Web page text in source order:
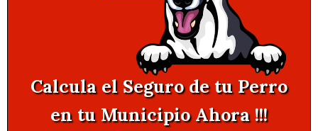
Calcula el Seguro de tu Perro
en tu Municipio Ahora !!!